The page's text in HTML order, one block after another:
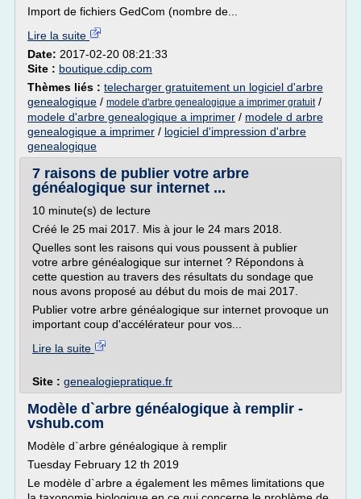
Import de fichiers GedCom (nombre de...
Lire la suite
Date: 2017-02-20 08:21:33
Site : boutique.cdip.com
Thèmes liés : telecharger gratuitement un logiciel d'arbre
genealogique / modele d'arbre genealogique a imprimer gratuit/
modele d'arbre genealogique a imprimer / modele d arbre
genealogique a imprimer / logiciel d'impression d'arbre
genealogique
7 raisons de publier votre arbre
généalogique sur internet ...
10 minute(s) de lecture
Créé le 25 mai 2017. Mis à jour le 24 mars 2018.
Quelles sont les raisons qui vous poussent à publier
votre arbre généalogique sur internet ? Répondons à
cette question au travers des résultats du sondage que
nous avons proposé au début du mois de mai 2017.
Publier votre arbre généalogique sur internet provoque un
important coup d'accélérateur pour vos...
Lire la suite
Site : genealogiepratique.fr
Modèle d`arbre généalogique à remplir -
vshub.com
Modèle d`arbre généalogique à remplir
Tuesday February 12 th 2019
Le modèle d`arbre a également les mêmes limitations que